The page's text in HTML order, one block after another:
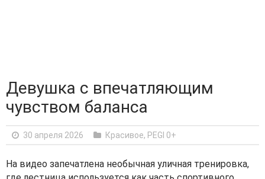
Девушка с впечатляющим
чувством баланса
30 апреля 2026 Красивое, PEGI 0+
На видео запечатлена необычная уличная тренировка,